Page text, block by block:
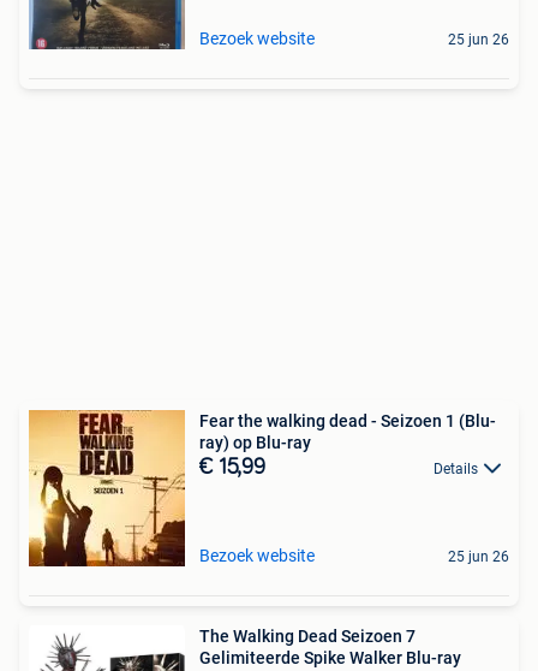
Bezoek website 25 jun 26
Fear the walking dead - Seizoen 1 (Blu-
ray) op Blu-ray
€ 15,99 Details
Bezoek website 25 jun 26
The Walking Dead Seizoen 7
Gelimiteerde Spike Walker Blu-ray